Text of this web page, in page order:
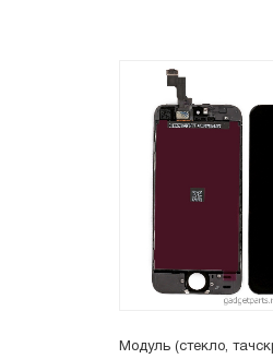
Модуль (стекло,